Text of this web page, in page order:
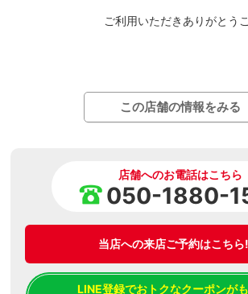
ご利用いただきありがとう
この店舗の情報をみる
店舗へのお電話はこちら
050-1880-
当店への来店ご予約はこちら!
LINE登録でおトクなクーポンが